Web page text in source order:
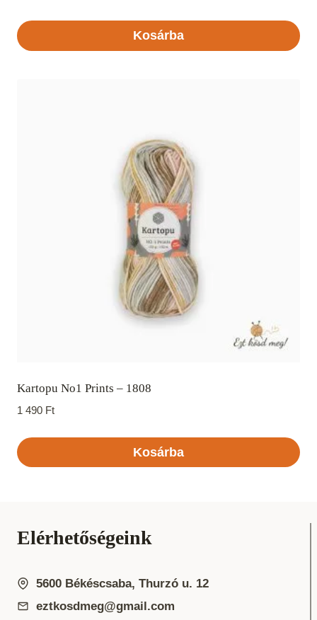
Kosárba
Kartopu No1 Prints – 1808
1 490 Ft
Kosárba
Elérhetőségeink
5600 Békéscsaba, Thurzó u. 12
eztkosdmeg@gmail.com